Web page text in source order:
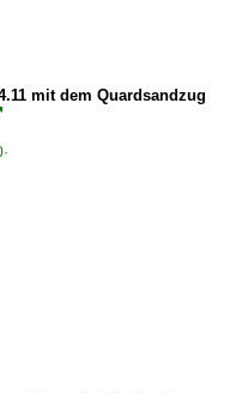
mit dem Quardsandzug